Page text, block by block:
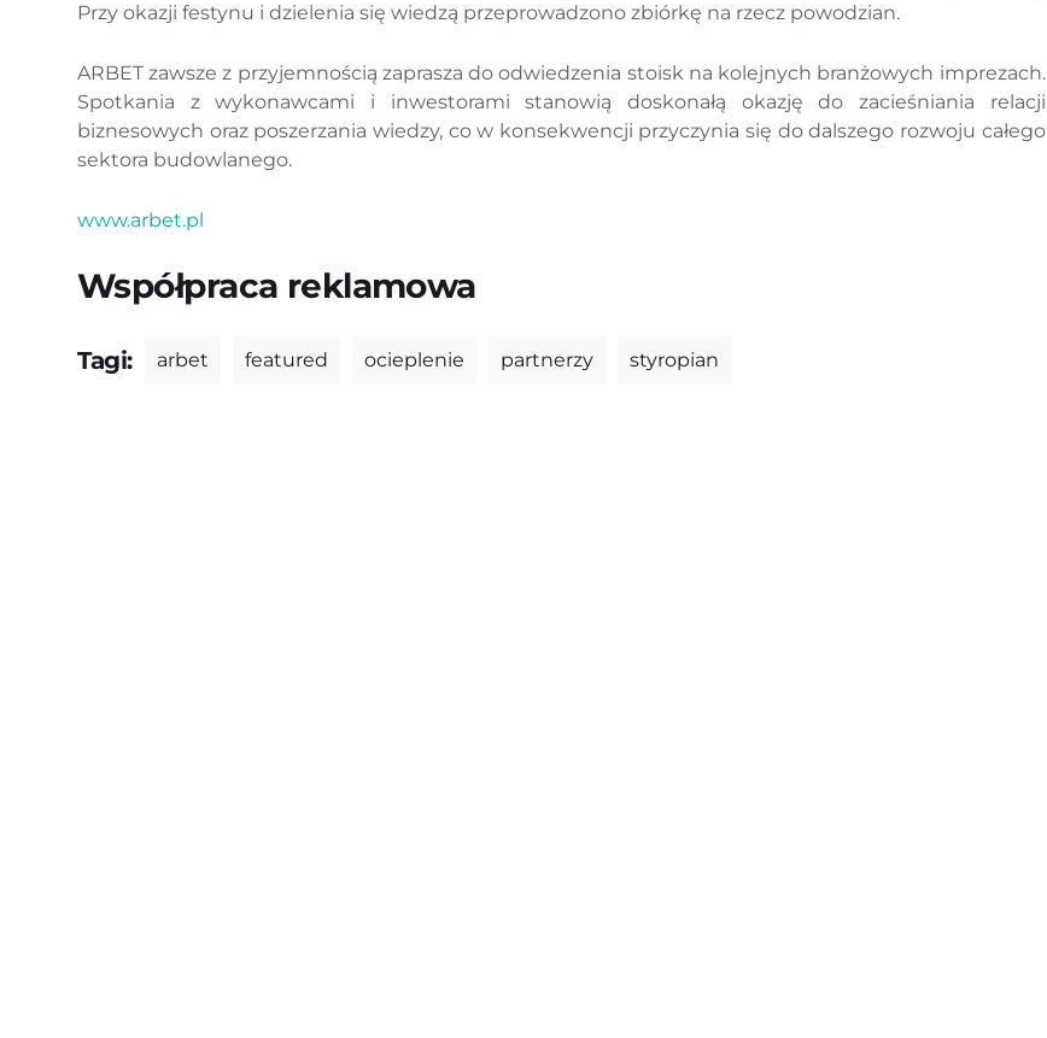
Przy okazji festynu i dzielenia się wiedzą przeprowadzono zbiórkę na rzecz powodzian.
ARBET zawsze z przyjemnością zaprasza do odwiedzenia stoisk na kolejnych branżowych imprezach.
Spotkania z wykonawcami i inwestorami stanowią doskonałą okazję do zacieśniania relacji
biznesowych oraz poszerzania wiedzy, co w konsekwencji przyczynia się do dalszego rozwoju całego
sektora budowlanego.
www.arbet.pl
Współpraca reklamowa
Tagi: arbet featured ocieplenie partnerzy styropian